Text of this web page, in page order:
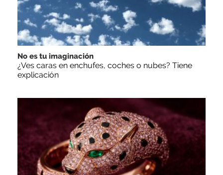
No es tu imaginación
¿Ves caras en enchufes, coches o nubes? Tiene
explicación